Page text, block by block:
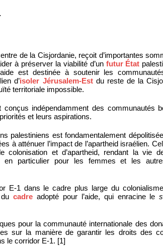
.
de la Cisjordanie, reçoit d’importantes
à préserver la viabilité d’un futur État
est destinée à soutenir les
d’isoler Jérusalem-Estdu reste de la
territoriale impossible.
conçus indépendamment des communautés
et leurs aspirations.
palestiniens est fondamentalement
à atténuer l’impact de l’apartheid israélien.
colonisation et d’apartheid, rendant la vie
en particulier pour les femmes et les
E-1 dans le cadre plus large du
ducadre adopté pour l’aide, qui enracine le
pour la communauté internationale des
sur la manière de garantir les droits des
le corridor E-1. [1]